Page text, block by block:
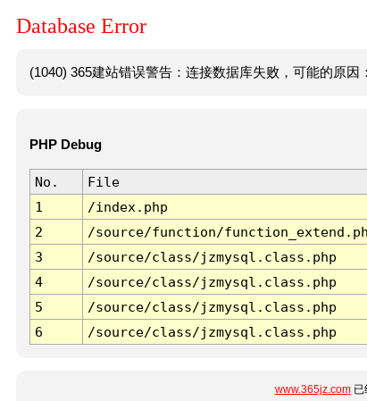
Database Error
(1040) 365建站错误警告：连接数据库失败，可能的原因
PHP Debug
No. File
1
/index.php
2
/source/function/
3
/source/class/jzmysql.class.php
4
/source/class/jzmysql.class.php
5
/source/class/jzmysql.class.php
6
/source/class/jzmysql.class.php
www.365jz.com已